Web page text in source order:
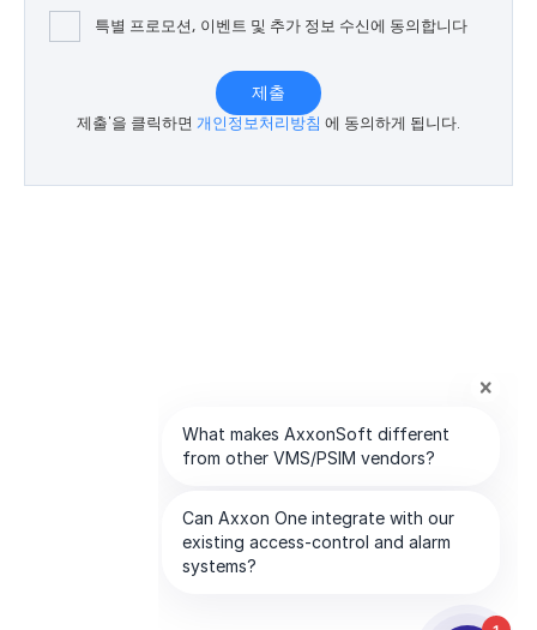
특별 프로모션, 이벤트 및 추가 정보 수신에 동의합니다
제출
제출'을 클릭하면 개인정보처리방침 에 동의하게 됩니다.